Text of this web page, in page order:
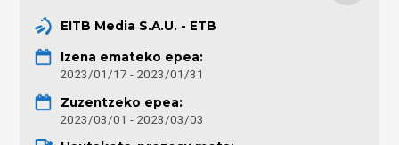
EITB Media S.A.U. - ETB
Izena emateko epea:
2023/01/17 - 2023/01/31
Zuzentzeko epea:
2023/03/01 - 2023/03/03